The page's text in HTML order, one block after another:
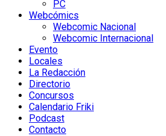
PC
Webcómics
Webcomic Nacional
Webcomic Internacional
Evento
Locales
La Redacción
Directorio
Concursos
Calendario Friki
Podcast
Contacto